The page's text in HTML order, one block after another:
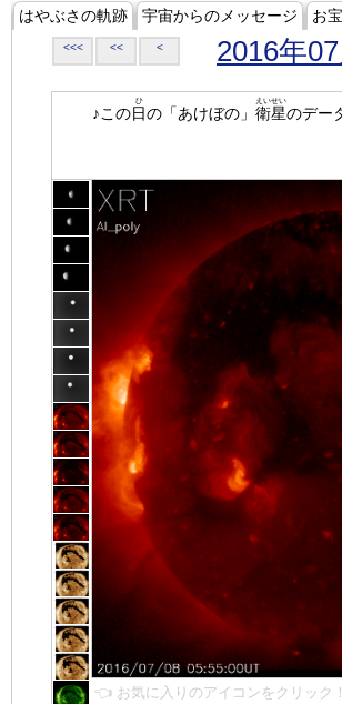
はやぶさの軌跡 宇宙からのメッセージ お
<<< << < 2016年07
♪この日
ひ
の「あけぼの」 衛星
えいせい
のデー
👈 お気に入りのアイコンをクリック！